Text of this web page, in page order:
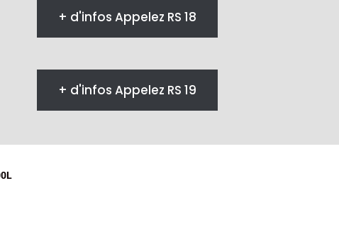
+ d'infos Appelez RS 18
+ d'infos Appelez RS 19